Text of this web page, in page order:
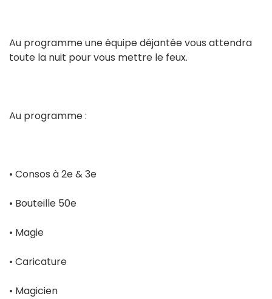
Au programme une équipe déjantée vous attendra
toute la nuit pour vous mettre le feux.
Au programme :
• Consos à 2e & 3e
• Bouteille 50e
• Magie
• Caricature
• Magicien